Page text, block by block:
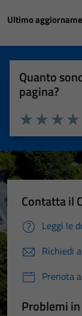
Ultimo
Quanto
pagina?
Valuta
Valuta 2
Valuta 1 stelle
Contatta il
Leggi le
Richiedi
Prenota
Problemi